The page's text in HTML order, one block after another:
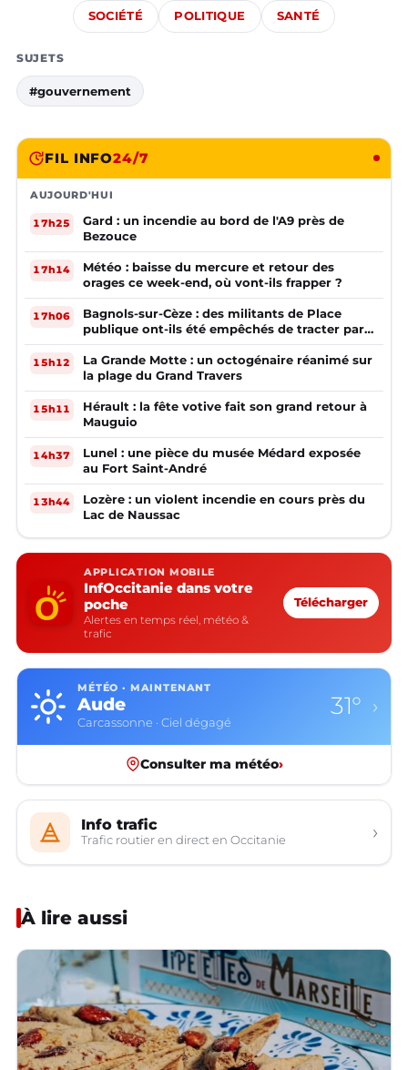
SOCIÉTÉ POLITIQUE SANTÉ
SUJETS
#gouvernement
FIL INFO24/7
AUJOURD'HUI
17h25
Gard : un incendie au bord de l'A9 près de
Bezouce
17h14
Météo : baisse du mercure et retour des
orages ce week-end, où vont-ils frapper ?
17h06
Bagnols-sur-Cèze : des militants de Place
publique ont-ils été empêchés de tracter par
la mairie ?
15h12
La Grande Motte : un octogénaire réanimé sur
la plage du Grand Travers
15h11
Hérault : la fête votive fait son grand retour à
Mauguio
14h37
Lunel : une pièce du musée Médard exposée
au Fort Saint-André
13h44
Lozère : un violent incendie en cours près du
Lac de Naussac
APPLICATION MOBILE
InfOccitanie dans votre
poche
Alertes en temps réel, météo &
trafic
Télécharger
MÉTÉO · MAINTENANT
Aude
Carcassonne · Ciel dégagé
31° ›
Consulter ma météo›
Info trafic
Trafic routier en direct en Occitanie ›
À lire aussi